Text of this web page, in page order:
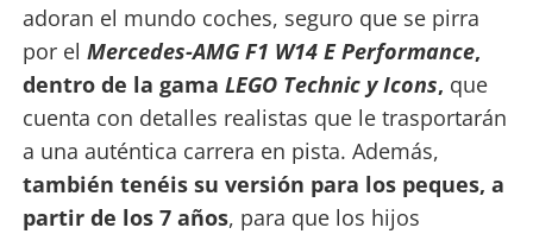
adoran el mundo coches, seguro que se pirra
por el Mercedes-AMG F1 W14 E Performance,
dentro de la gama LEGO Technic y Icons, que
cuenta con detalles realistas que le trasportarán
a una auténtica carrera en pista. Además,
también tenéis su versión para los peques, a
partir de los 7 años, para que los hijos